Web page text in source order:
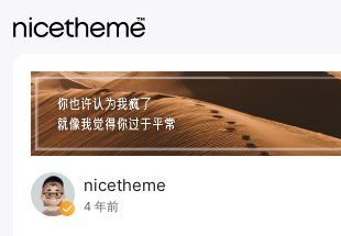
nicetheme
4 年前